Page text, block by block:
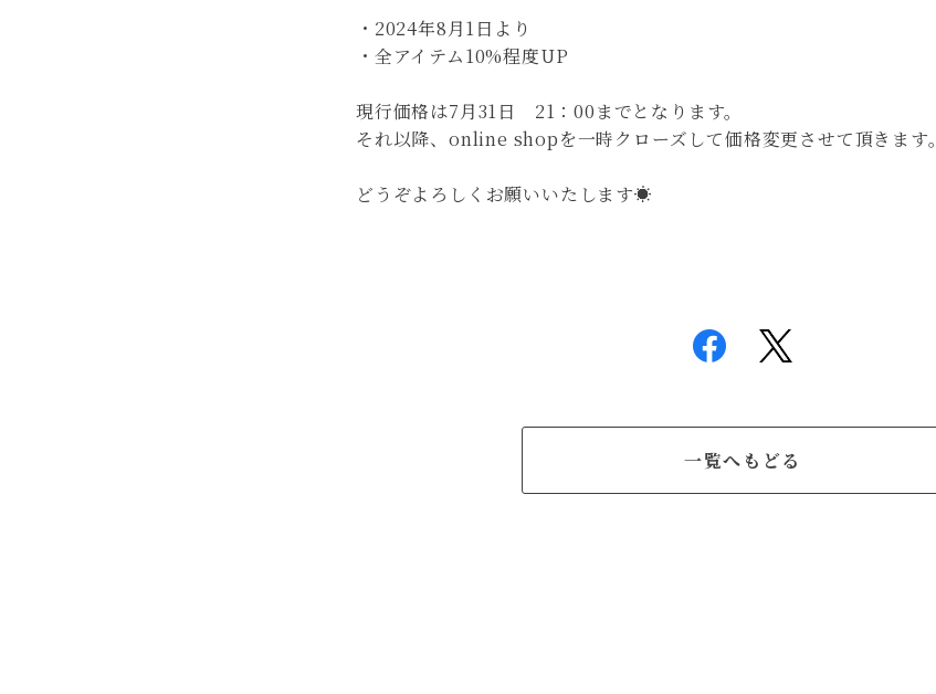
・2024年8月1日より
・全アイテム10%程度UP
現行価格は7月31日 21：00までとなります。
それ以降、online shopを一時クローズして価格変更させて頂きます。
どうぞよろしくお願いいたします☀️
一覧へもどる